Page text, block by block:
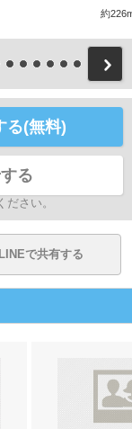
約
る(無料)
る
さい。
LINEで共有する